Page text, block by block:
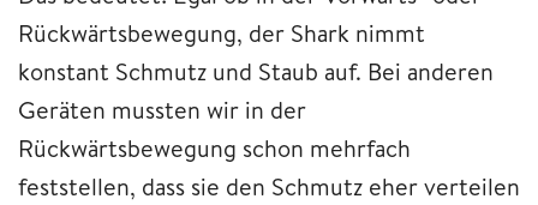
Rückwärtsbewegung, der Shark nimmt
konstant Schmutz und Staub auf. Bei anderen
Geräten mussten wir in der
Rückwärtsbewegung schon mehrfach
feststellen, dass sie den Schmutz eher verteilen